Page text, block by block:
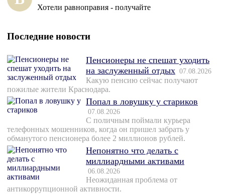
Хотели равноправия - получайте
Последние новости
Пенсионеры не спешат уходить
на заслуженный отдых 07.08.2026
Какую пенсию сейчас получают
пожилые жители Краснодара.
Попал в ловушку у стариков
07.08.2026
С поличным поймали курьера
телефонных мошенников, когда он пришел забрать у
обманутого пенсионера более 2 миллионов рублей.
Непонятно что делать с
миллиардными активами
06.08.2026
Неожиданная проблема от
антикоррупционной активности.